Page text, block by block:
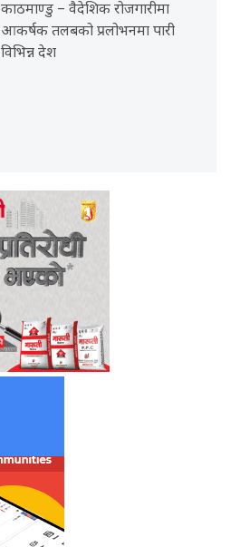
काठमाण्डु – वैदेशिक रोजगारीमा
आकर्षक तलबको प्रलोभनमा पारी
विभिन्न देश